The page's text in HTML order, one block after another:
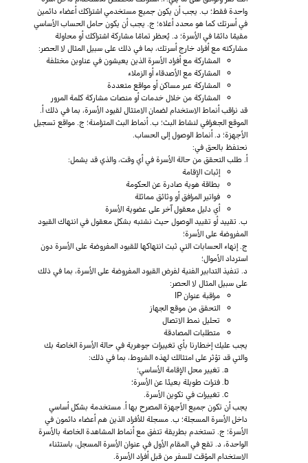
واحدة فقط؛ ب. يجب أن يكون جميع مستخدمي اشتراكك أعضاء دائمين
في أسرتك كما هو محدد أعلاه؛ ج. يجب أن يكون حامل الحساب الأساسي
مقيمًا دائمًا في الأسرة؛ د. يُحظر تمامًا مشاركة اشتراكك أو محاولة
مشاركته مع أفراد خارج أسرتك، بما في ذلك على سبيل المثال لا الحصر:
المشاركة مع أفراد الأسرة الذين يعيشون في عناوين مختلفة
المشاركة مع الأصدقاء أو الزملاء
المشاركة عبر مساكن أو مواقع متعددة
المشاركة من خلال خدمات أو منصات مشاركة كلمة المرور
قد نراقب أنماط الاستخدام لضمان الامتثال لقيود الأسرة، بما في ذلك أ.
الموقع الجغرافي لنشاط البث؛ ب. أنماط البث المتزامنة؛ ج. مواقع تسجيل
الأجهزة؛ د. أنماط الوصول إلى الحساب.
نحتفظ بالحق في:
أ. طلب التحقق من حالة الأسرة في أي وقت، والذي قد يشمل:
إثبات الإقامة
بطاقة هوية صادرة عن الحكومة
فواتير المرافق أو وثائق مماثلة
أي دليل معقول آخر على عضوية الأسرة
ب. تقييد أو تقييد الوصول حيث نشتبه بشكل معقول في انتهاك القيود
المفروضة على الأسرة؛
ج. إنهاء الحسابات التي ثبت انتهاكها للقيود المفروضة على الأسرة دون
استرداد الأموال؛
د. تنفيذ التدابير الفنية لفرض القيود المفروضة على الأسرة، بما في ذلك
على سبيل المثال لا الحصر:
مراقبة عنوان IP
التحقق من موقع الجهاز
تحليل نمط الاتصال
متطلبات المصادقة
يجب عليك إخطارنا بأي تغييرات جوهرية في حالة الأسرة الخاصة بك
والتي قد تؤثر على امتثالك لهذه الشروط، بما في ذلك:
تغيير محل الإقامة الأساسي؛
فترات طويلة بعيدًا عن الأسرة؛
تغييرات في تكوين الأسرة.
يجب أن تكون جميع الأجهزة المصرح بها أ. مستخدمة بشكل أساسي
داخل الأسرة المسجلة؛ ب. مسجلة للأفراد الذين هم أعضاء دائمون في
الأسرة؛ ج. تستخدم بطريقة تتفق مع أنماط المشاهدة الخاصة بالأسرة
الواحدة، د. تقع في المقام الأول في عنوان الأسرة المسجل، باستثناء
الاستخدام المؤقت للسفر من قبل أفراد الأسرة.